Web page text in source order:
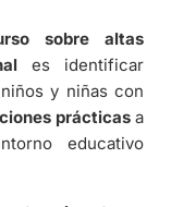
sobre altas
es identificar
y niñas con
prácticasa
educativo